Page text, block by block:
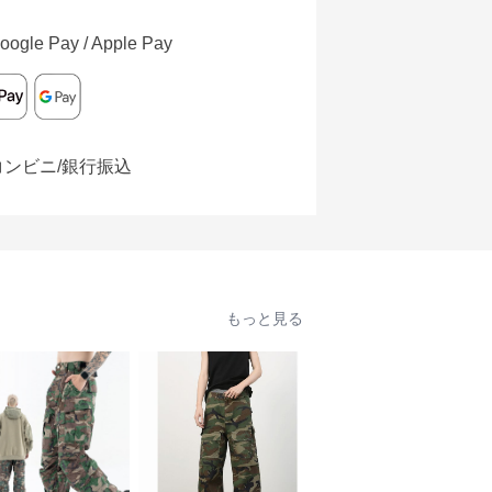
Pay / Apple Pay
ンビニ/銀行振込
もっと見る